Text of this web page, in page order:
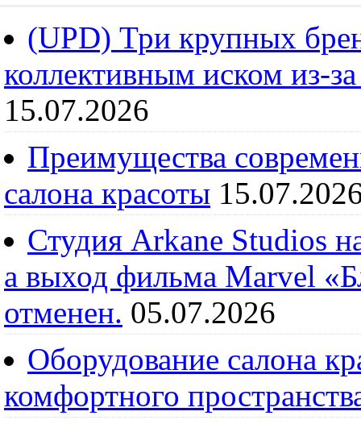
(UPD) Три крупных
коллективным иском из-
15.07.2026
Преимущества
салона красоты
Студия Arkane Studios
а выход фильма Marvel
отменен. 05.07.2026
Оборудование салона
комфортного